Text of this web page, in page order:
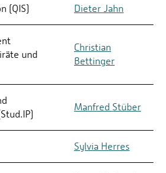
(QIS) Dieter Jahn
und
Christian
Bettinger
Manfred Stüber
Sylvia Herres